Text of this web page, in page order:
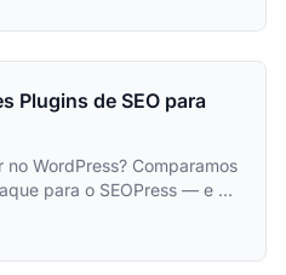
Plugins de SEO para
no WordPress? Comparamos
para o SEOPress — e os